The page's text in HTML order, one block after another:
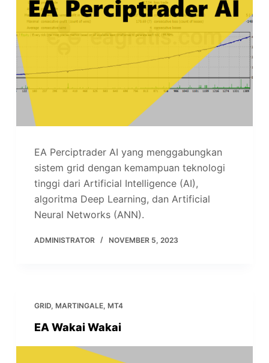
EA Perciptrader AI yang menggabungkan
sistem grid dengan kemampuan teknologi
tinggi dari Artificial Intelligence (AI),
algoritma Deep Learning, dan Artificial
Neural Networks (ANN).
ADMINISTRATOR NOVEMBER 5, 2023
GRID, MARTINGALE, MT4
EA Wakai Wakai